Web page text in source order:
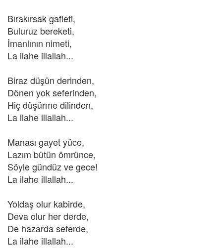
Bırakırsak gafleti,
Buluruz bereketi,
İmanlının nimeti,
La ilahe illallah...
Biraz düşün derinden,
Dönen yok seferinden,
Hiç düşürme dilinden,
La ilahe illallah...
Manası gayet yüce,
Lazım bütün ömrünce,
Söyle gündüz ve gece!
La ilahe illallah...
Yoldaş olur kabirde,
Deva olur her derde,
De hazarda seferde,
La ilahe illallah...